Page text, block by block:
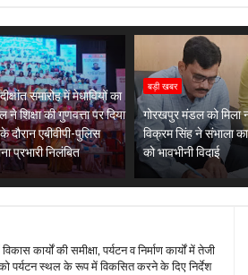
समारोह में मेधावियों का
ने शिक्षा की गुणवत्ता पर दिया
दौरान एबीवीपी-पुलिस
प्रभारी निलंबित
बड़ी खबर
गोरखपुर मंडल को मिला
विक्रम सिंह ने संभाला
को भावभीनी विदाई
कार्यों की समीक्षा, पर्यटन व निर्माण कार्यों में तेजी
पर्यटन स्थल के रूप में विकसित करने के दिए निर्देश